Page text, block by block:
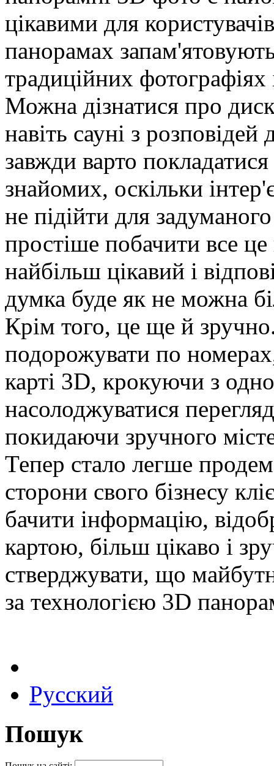
цікавими для
панорамах
традиційних фотографіях
Можна дізнатися про
навіть сауні з
завжди варто
знайомих, оскільки
не підійти для
простіше побачити все це
найбільш цікавий і
думка буде як не можна
Крім того, це ще й
подорожувати по
карті 3D, крокуючи з
насолоджуватися
покидаючи зручного
Тепер стало легше
сторони свого бізнесу
бачити інформацію,
картою, більш цікаво і
стверджувати, що
за технологією 3D
Русский
Пошук